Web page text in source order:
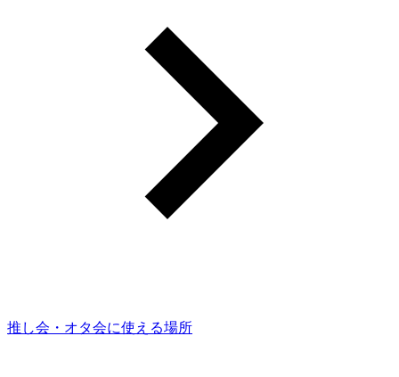
推し会・オタ会に使える場所